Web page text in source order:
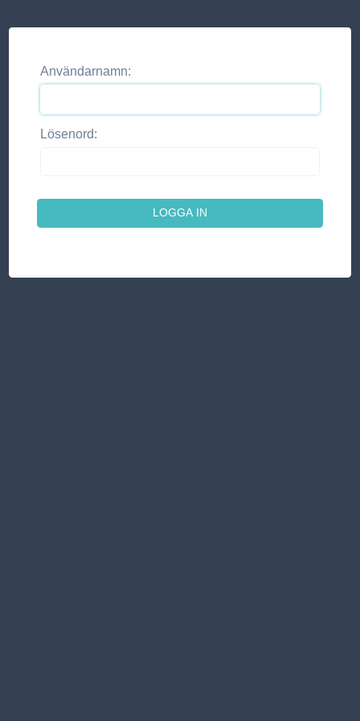
Användarnamn:
Lösenord: